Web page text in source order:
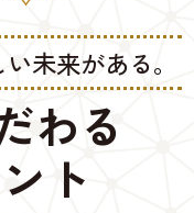
未来がある。
わる
ト